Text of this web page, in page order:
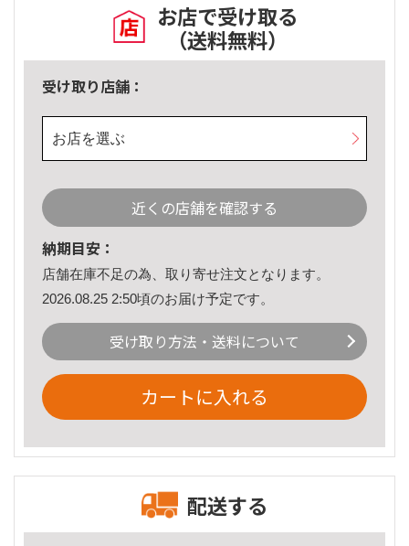
お店で受け取る
（送料無料）
受け取り店舗：
お店を選ぶ
近くの店舗を確認する
納期目安：
店舗在庫不足の為、取り寄せ注文となります。
2026.08.25 2:50頃のお届け予定です。
受け取り方法・送料について
カートに入れる
配送する